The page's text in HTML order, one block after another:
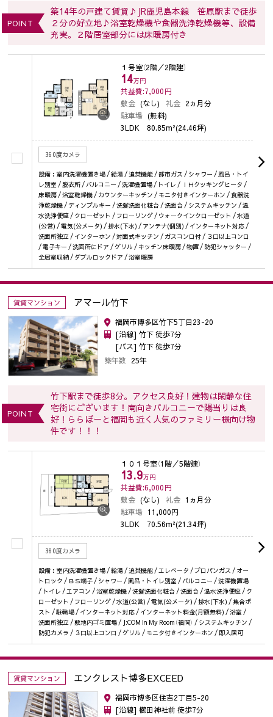
POINT
築14年の戸建て賃貸♪JR鹿児島本線 笹原駅まで徒歩
２分の好立地♪浴室乾燥機や食器洗浄乾燥機等、設備
充実。２階居室部分には床暖房付き
１号室（2階／2階建）
14万円
共益費:7,000円
敷金 (なし) 礼金 2ヵ月分
駐車場 (無料)
3LDK 80.85m²(24.46坪)
360度カメラ
設備：室内洗濯機置き場 / 給湯 / 追焚機能 / 都市ガス / シャワー / 風呂・トイ
レ別室 / 脱衣所 / バルコニー / 洗濯機置場 / トイレ / ＩＨクッキングヒータ /
床暖房 / 浴室乾燥機 / カウンターキッチン / モニタ付きインターホン / 食器洗
浄乾燥機 / ディンプルキー / 洗髪洗面化粧台 / 洗面台 / システムキッチン / 温
水洗浄便座 / クローゼット / フローリング / ウォークインクローゼット / 水道
(公営) / 電気(公メータ) / 排水(下水) / アンテナ(個別) / インターネット対応 /
洗面所独立 / インターホン / 対面式キッチン / ガスコンロ付 / ３口以上コンロ
/ 電子キー / 洗面所にドア / グリル / キッチン床暖房 / 物置 / 防犯シャッター /
全居室収納 / ダブルロックドア / 浴室暖房
賃貸マンション アマール竹下
福岡市博多区竹下5丁目23-20
[沿線] 竹下 徒歩7分
[バス] 竹下 徒歩7分
築年数 25年
POINT
竹下駅まで徒歩8分。アクセス良好！建物は閑静な住
宅街にございます！南向きバルコニーで陽当りは良
好！ららぽーと福岡も近く人気のファミリー様向け物
件です！！！
１０１号室（1階／5階建）
13.9万円
共益費:6,000円
敷金 (なし) 礼金 1ヵ月分
駐車場 11,000円
3LDK 70.56m²(21.34坪)
360度カメラ
設備：室内洗濯機置き場 / 給湯 / 追焚機能 / エレベータ / プロパンガス / オー
トロック / ＢＳ端子 / シャワー / 風呂・トイレ別室 / バルコニー / 洗濯機置場
/ トイレ / エアコン / 浴室乾燥機 / 洗髪洗面化粧台 / 洗面台 / 温水洗浄便座 / ク
ローゼット / フローリング / 水道(公営) / 電気(公メータ) / 排水(下水) / 集合ポ
スト / 駐輪場 / インターネット対応 / インターネット料金(月額無料) / 浴室 /
洗面所独立 / 敷地内ゴミ置場 / J:COM In My Room（福岡） / システムキッチン /
防犯カメラ / ３口以上コンロ / グリル / モニタ付きインターホン / 即入居可
賃貸マンション エンクレスト博多EXCEED
福岡市博多区住吉2丁目5-20
[沿線] 櫛田神社前 徒歩7分